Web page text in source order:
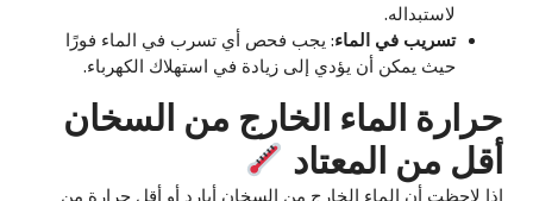
لاستبداله.
تسريب في الماء: يجب فحص أي تسرب في الماء فورًا
حيث يمكن أن يؤدي إلى زيادة في استهلاك الكهرباء.
حرارة الماء الخارج من السخان
أقل من المعتاد
إذا لاحظت أن الماء الخارج من السخان أبارد أو أقل حرارة من